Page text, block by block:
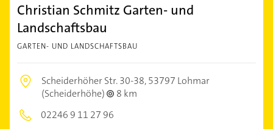
Christian Schmitz Garten- und
Landschaftsbau
GARTEN- UND LANDSCHAFTSBAU
Scheiderhöher Str. 30-38,53797 Lohmar
(Scheiderhöhe)
8 km
02246 9 11 27 96